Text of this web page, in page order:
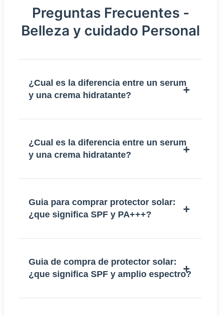
Preguntas Frecuentes -
Belleza y cuidado Personal
¿Cual es la diferencia entre un serum
y una crema hidratante?
¿Cual es la diferencia entre un serum
y una crema hidratante?
Guia para comprar protector solar:
¿que significa SPF y PA+++?
Guia de compra de protector solar:
¿que significa SPF y amplio espectro?